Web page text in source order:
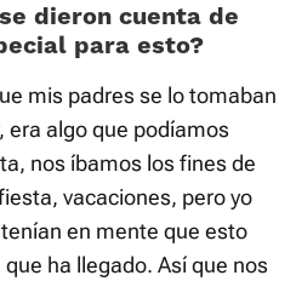
dieron cuenta de
para esto?
mis padres se lo tomaban
era algo que podíamos
nos íbamos los fines de
vacaciones, pero yo
en mente que esto
ha llegado. Así que nos